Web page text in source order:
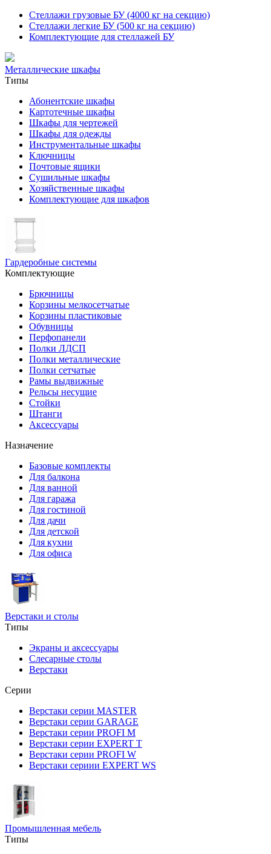
Стеллажи грузовые БУ (4000 кг на секцию)
Стеллажи легкие БУ (500 кг на секцию)
Комплектующие для стеллажей БУ
Металлические шкафы
Типы
Абонентские шкафы
Картотечные шкафы
Шкафы для чертежей
Шкафы для одежды
Инструментальные шкафы
Ключницы
Почтовые ящики
Сушильные шкафы
Хозяйственные шкафы
Комплектующие для шкафов
Гардеробные системы
Комплектующие
Брючницы
Корзины мелкосетчатые
Корзины пластиковые
Обувницы
Перфопанели
Полки ЛДСП
Полки металлические
Полки сетчатые
Рамы выдвижные
Рельсы несущие
Стойки
Штанги
Аксессуары
Назначение
Базовые комплекты
Для балкона
Для ванной
Для гаража
Для гостиной
Для дачи
Для детской
Для кухни
Для офиса
Верстаки и столы
Типы
Экраны и аксессуары
Слесарные столы
Верстаки
Серии
Верстаки серии MASTER
Верстаки серии GARAGE
Верстаки серии PROFI M
Верстаки серии EXPERT T
Верстаки серии PROFI W
Верстаки сериии EXPERT WS
Промышленная мебель
Типы